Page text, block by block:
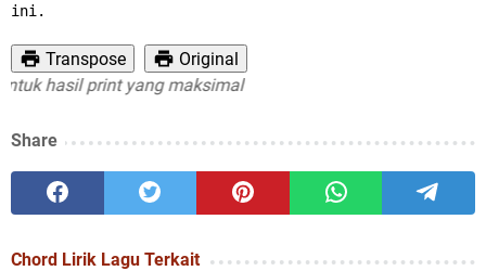
ini.
Transpose
Original
hasil print yang maksimal
Share
Chord Lirik Lagu Terkait